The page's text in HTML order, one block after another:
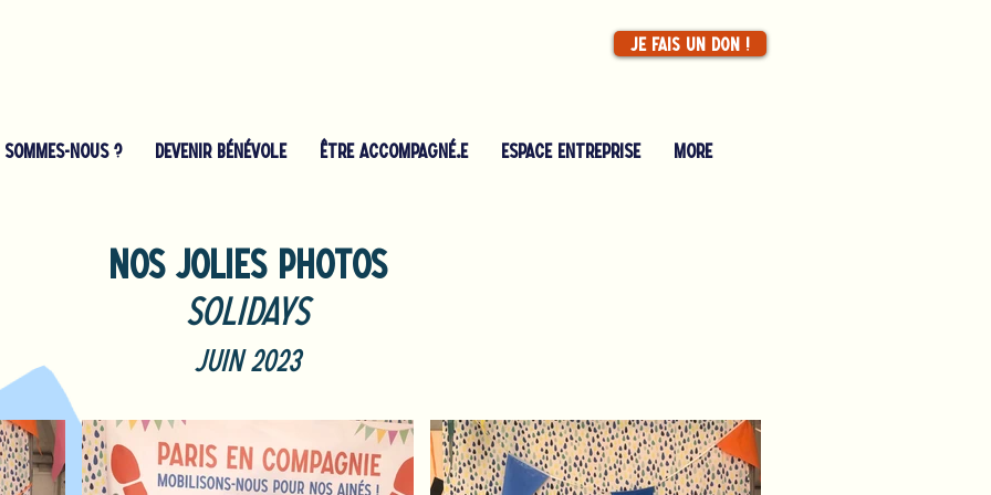
Je fais un don !
NOUS ? Devenir bénévole ÊTRE ACCOMPAGNÉ.E Espace entreprise More
nos jolies photoS
Solidays
Juin 2023